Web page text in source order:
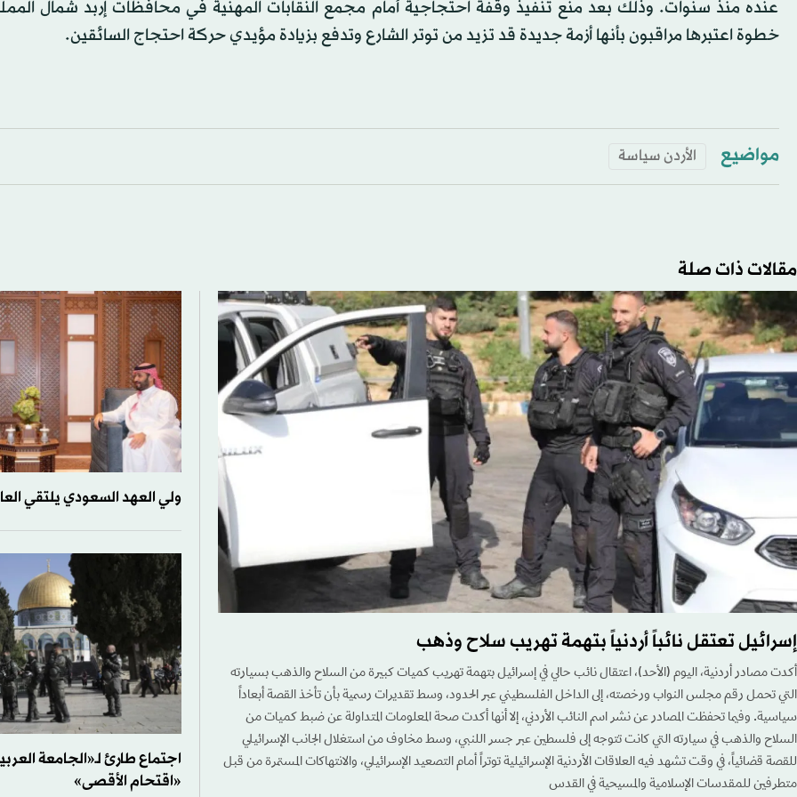
عنده منذ سنوات. وذلك بعد منع تنفيذ وقفة احتجاجية أمام مجمع النقابات المهنية في محافظات إربد شمال
خطوة اعتبرها مراقبون بأنها أزمة جديدة قد تزيد من توتر الشارع وتدفع بزيادة مؤيدي حركة احتجاج السائقين.
مواضيع الأردن سياسة
مقالات ذات صلة
إسرائيل تعتقل نائباً أردنياً بتهمة تهريب سلاح وذهب
أكدت مصادر أردنية، اليوم (الأحد)، اعتقال نائب حالي في إسرائيل بتهمة تهريب كميات كبيرة من السلاح والذهب بسيارته
التي تحمل رقم مجلس النواب ورخصته، إلى الداخل الفلسطيني عبر الحدود، وسط تقديرات رسمية بأن تأخذ القصة أبعاداً
سياسية. وفيما تحفظت المصادر عن نشر اسم النائب الأردني، إلا أنها أكدت صحة المعلومات المتداولة عن ضبط كميات من
السلاح والذهب في سيارته التي كانت تتوجه إلى فلسطين عبر جسر اللنبي، وسط مخاوف من استغلال الجانب الإسرائيلي
للقصة قضائياً، في وقت تشهد فيه العلاقات الأردنية الإسرائيلية توتراً أمام التصعيد الإسرائيلي، والانتهاكات المستمرة من قبل
متطرفين للمقدسات الإسلامية والمسيحية في القدس
ولي العهد السعودي يلتقي
اجتماع طارئ لـ«الجامعة
«اقتحام الأقصى»